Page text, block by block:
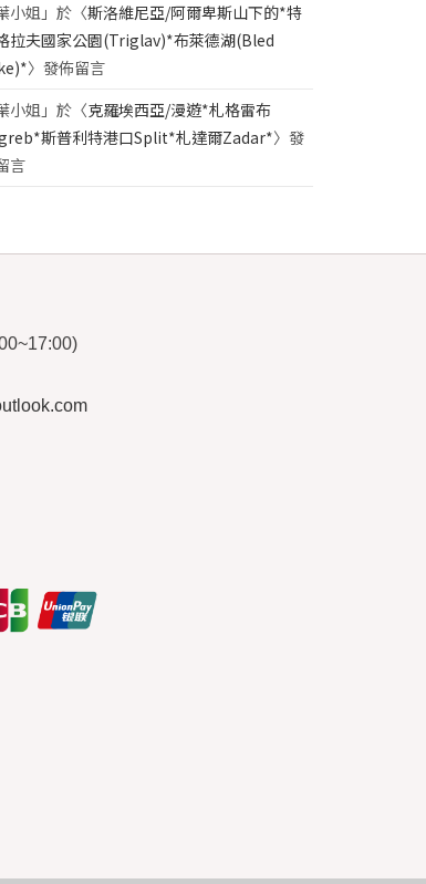
小姐 」於〈斯洛維尼亞/阿爾卑斯山下的*特
拉夫國家公園(Triglav)*布萊德湖(Bled
〉發佈留言
小姐 」於〈克羅埃西亞/漫遊*札格雷布
斯普利特港口Split*札達爾Zadar*〉發
言